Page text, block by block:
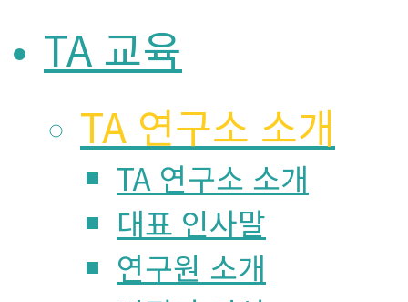
TA 교육
TA 연구소 소개
TA 연구소 소개
대표 인사말
연구원 소개